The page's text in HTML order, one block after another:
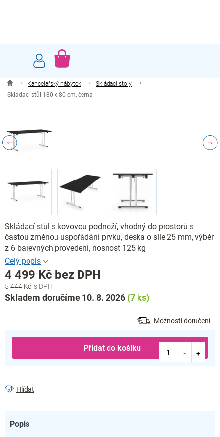
NÁKUPNÍ
Kancelářský nábytek
Skládací stoly
Skládací stůl 180 x 80 cm, černá
5 444 Kč
4 499 Kč bez DPH
Měrná
cena:
Skladem doručíme 10. 8. 2026 (7 ks)
Možnosti doručení
Přidat do košíku
Skládací stůl s kovovou podnoží, vhodný do prostorů s
častou změnou uspořádání prvku, deska o síle 25 mm, výběr
z 6 barevných provedení, nosnost 125 kg
Hlídat
Popis